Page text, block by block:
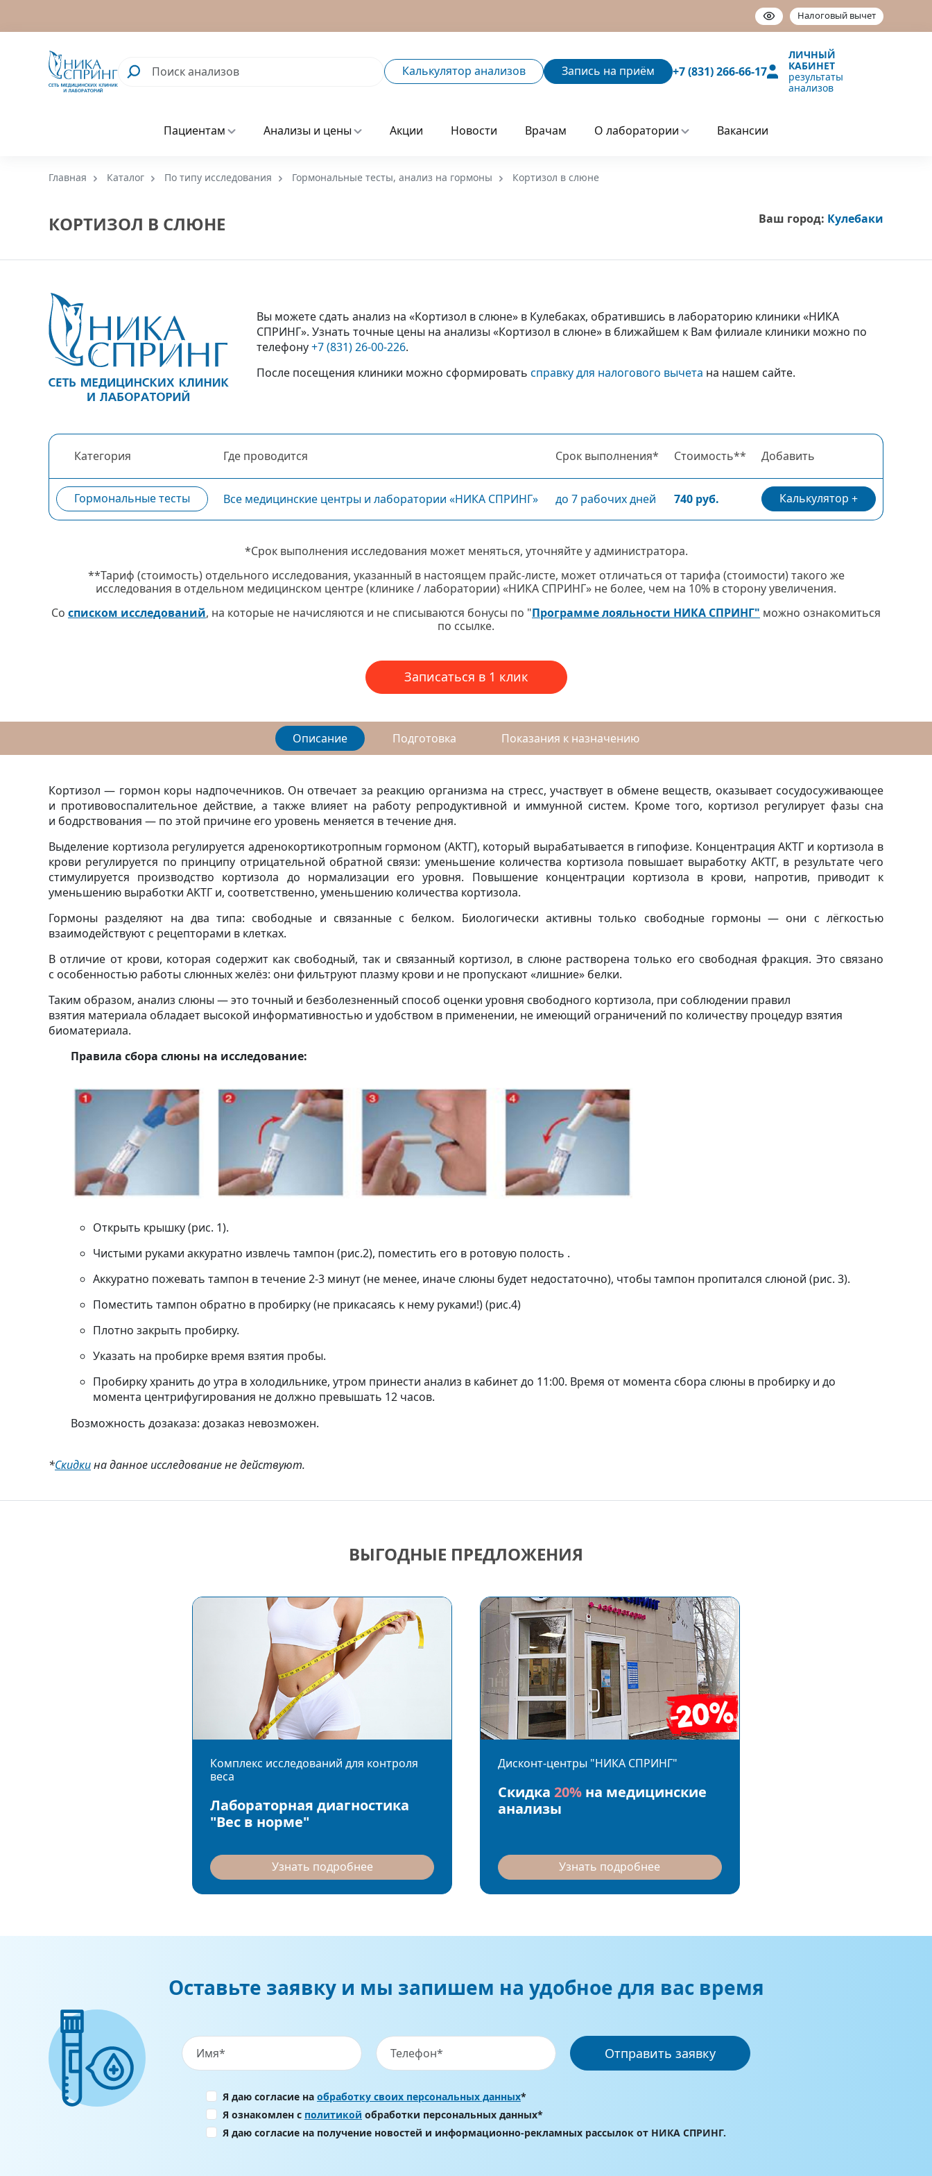
Налоговый вычет
Калькулятор анализов Запись на приём +7 (831) 266-66-17
ЛИЧНЫЙ
КАБИНЕТ
результаты
анализов
Пациентам Анализы и цены Акции Новости Врачам О лаборатории Вакансии
Главная Каталог По типу исследования Гормональные тесты, анализ на гормоны Кортизол в слюне
КОРТИЗОЛ В СЛЮНЕ Ваш город: Кулебаки
Вы можете сдать анализ на «Кортизол в слюне» в Кулебаках, обратившись в лабораторию клиники «НИКА
СПРИНГ». Узнать точные цены на анализы «Кортизол в слюне» в ближайшем к Вам филиале клиники можно по
телефону+7 (831) 26-00-226.
После посещения клиники можно сформировать справку для налогового вычета на нашем сайте.
Категория Где проводится Срок выполнения* Стоимость** Добавить
Гормональные тесты Все медицинские центры и лаборатории «НИКА СПРИНГ» до 7 рабочих дней 740 руб. Калькулятор
*Срок выполнения исследования может меняться, уточняйте у администратора.
**Тариф (стоимость) отдельного исследования, указанный в настоящем прайс-листе, может отличаться от тарифа (стоимости) такого же
исследования в отдельном медицинском центре (клинике / лаборатории) «НИКА СПРИНГ» не более, чем на 10% в сторону увеличения.
Со списком исследований, на которые не начисляются и не списываются бонусы по "Программе лояльности НИКА СПРИНГ" можно ознакомиться
по ссылке.
Записаться в 1 клик
Описание Подготовка Показания к назначению
Кортизол — гормон коры надпочечников. Он отвечает за реакцию организма на стресс, участвует в обмене веществ, оказывает сосудосуживающее
и противовоспалительное действие, а также влияет на работу репродуктивной и иммунной систем. Кроме того, кортизол регулирует фазы сна
и бодрствования — по этой причине его уровень меняется в течение дня.
Выделение кортизола регулируется адренокортикотропным гормоном (АКТГ), который вырабатывается в гипофизе. Концентрация АКТГ и кортизола в
крови регулируется по принципу отрицательной обратной связи: уменьшение количества кортизола повышает выработку АКТГ, в результате чего
стимулируется производство кортизола до нормализации его уровня. Повышение концентрации кортизола в крови, напротив, приводит к
уменьшению выработки АКТГ и, соответственно, уменьшению количества кортизола.
Гормоны разделяют на два типа: свободные и связанные с белком. Биологически активны только свободные гормоны — они с лёгкостью
взаимодействуют с рецепторами в клетках.
В отличие от крови, которая содержит как свободный, так и связанный кортизол, в слюне растворена только его свободная фракция. Это связано
с особенностью работы слюнных желёз: они фильтруют плазму крови и не пропускают «лишние» белки.
Таким образом, анализ слюны — это точный и безболезненный способ оценки уровня свободного кортизола, при соблюдении правил
взятия материала обладает высокой информативностью и удобством в применении, не имеющий ограничений по количеству процедур взятия
биоматериала.
Правила сбора слюны на исследование:
Открыть крышку (рис. 1).
Чистыми руками аккуратно извлечь тампон (рис.2), поместить его в ротовую полость .
Аккуратно пожевать тампон в течение 2-3 минут (не менее, иначе слюны будет недостаточно), чтобы тампон пропитался слюной (рис. 3).
Поместить тампон обратно в пробирку (не прикасаясь к нему руками!) (рис.4)
Плотно закрыть пробирку.
Указать на пробирке время взятия пробы.
Пробирку хранить до утра в холодильнике, утром принести анализ в кабинет до 11:00. Время от момента сбора слюны в пробирку и до
момента центрифугирования не должно превышать 12 часов.
Возможность дозаказа: дозаказ невозможен.
*Скидкина данное исследование не действуют.
ВЫГОДНЫЕ ПРЕДЛОЖЕНИЯ
Комплекс исследований для контроля
веса
Лабораторная диагностика
"Вес в норме"
Узнать подробнее
Дисконт-центры "НИКА СПРИНГ"
Скидка 20% на медицинские
анализы
Узнать подробнее
Оставьте заявку и мы запишем на удобное для вас время
Отправить заявку
Я даю согласие на обработку своих персональных данных*
Я ознакомлен с политикой обработки персональных данных*
Я даю согласие на получение новостей и информационно-рекламных рассылок от НИКА СПРИНГ.